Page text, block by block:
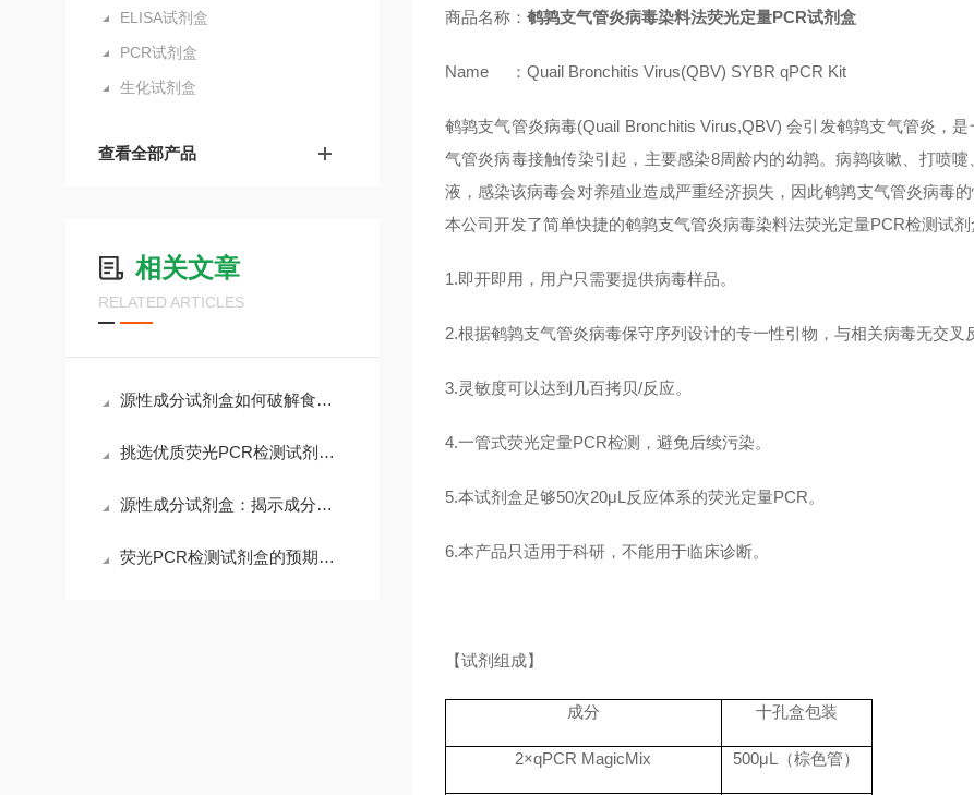
ELISA试剂盒
PCR试剂盒
生化试剂盒
查看全部产品
相关文章
RELATED ARTICLES
源性成分试剂盒如何破解食品掺假与物种溯源难题？
挑选优质荧光PCR检测试剂盒：以灵敏度与特异性为核心锚点
源性成分试剂盒：揭示成分检测的科学原理
荧光PCR检测试剂盒的预期用途介绍
商品名称： 鹌鹑支气管炎病毒染料法荧光定量PCR试剂盒
Name ：Quail Bronchitis Virus(QBV) SYBR qPCR Kit
鹌鹑支气管炎病毒(Quail Bronchitis Virus,QBV) 会引发鹌鹑支气管炎，
气管炎病毒接触传染引起，主要感染8周龄内的幼鹑。病鹑咳嗽、打喷
液，感染该病毒会对养殖业造成严重经济损失，因此鹌鹑支气管炎病毒
本公司开发了简单快捷的鹌鹑支气管炎病毒染料法荧光定量PCR检测试剂
1.即开即用，用户只需要提供病毒样品。
2.根据鹌鹑支气管炎病毒保守序列设计的专一性引物，与相关病毒无交叉
3.灵敏度可以达到几百拷贝/反应。
4.一管式荧光定量PCR检测，避免后续污染。
5.本试剂盒足够50次20μL反应体系的荧光定量PCR。
6.本产品只适用于科研，不能用于临床诊断。
【试剂组成】
成分 十孔盒包装
2×qPCR MagicMix 500μL （棕色管）